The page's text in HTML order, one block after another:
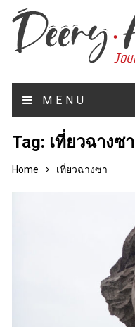
MENU
Tag: เที่ยวฉางซา
Home เที่ยวฉางซา